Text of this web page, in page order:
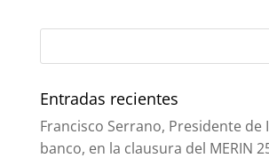
Entradas recientes
Francisco Serrano, Presidente de
banco, en la clausura del MERIN